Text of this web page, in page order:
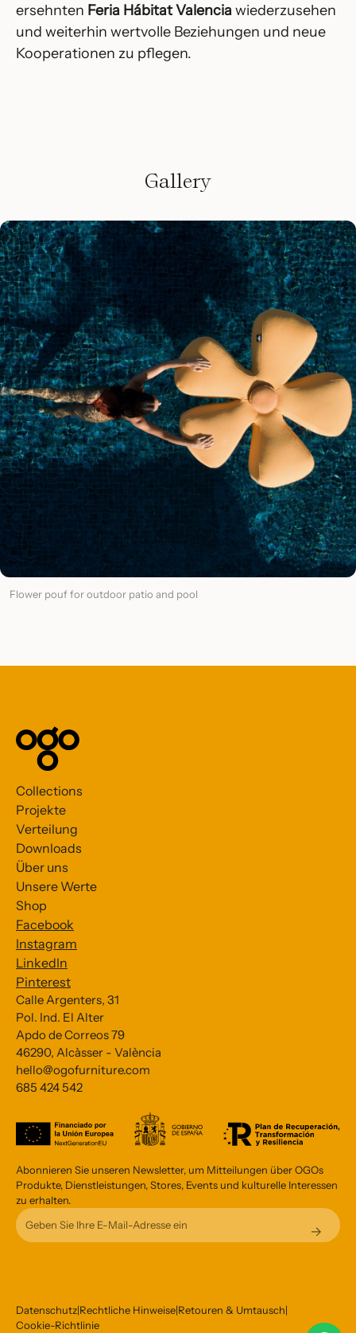
ersehnten Feria Hábitat Valenciawiederzusehen
und weiterhin wertvolle Beziehungen und neue
Kooperationen zu pflegen.
Gallery
Flower pouf for outdoor patio and pool
Collections
Projekte
Verteilung
Downloads
Über uns
Unsere Werte
Shop
Facebook
Instagram
LinkedIn
Pinterest
Calle Argenters, 31
Pol. Ind. El Alter
Apdo de Correos 79
46290, Alcàsser - València
hello@ogofurniture.com
685 424 542
Abonnieren Sie unseren Newsletter, um Mitteilungen über OGOs
Produkte, Dienstleistungen, Stores, Events und kulturelle Interessen
zu erhalten.
Datenschutz|Rechtliche Hinweise|Retouren & Umtausch|
Cookie-Richtlinie
Subscribe to our Newsletter